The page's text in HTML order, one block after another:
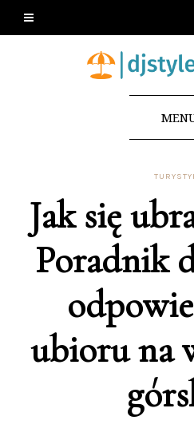
Jak się
Poradnik
ubioru na